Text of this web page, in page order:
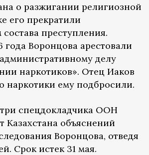
о разжигании религиозной
его прекратили
состава преступления.
года Воронцова арестовали
делу
наркотиков». Отец Иаков
наркотики ему подбросили.
спецдокладчика ООН
Казахстана объяснений
Воронцова, отведя
Срок истек 31 мая.